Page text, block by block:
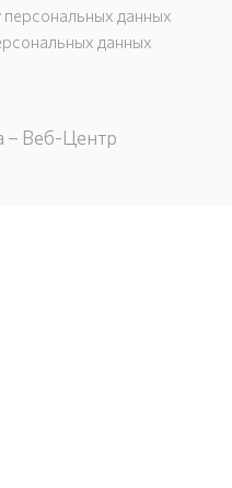
данных
данных
– Веб-Центр